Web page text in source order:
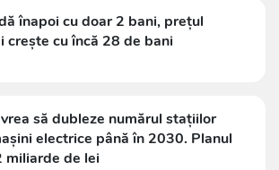
înapoi cu doar 2 bani, prețul
crește cu încă 28 de bani
să dubleze numărul stațiilor
electrice până în 2030. Planul
miliarde de lei